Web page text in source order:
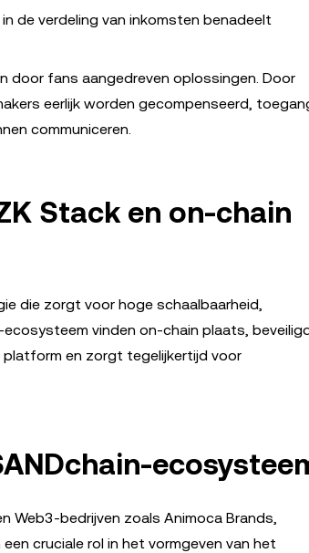
de verdeling van inkomsten benadeelt
door fans aangedreven oplossingen. Door
eerlijk worden gecompenseerd,
communiceren.
Stack en on-chain
die zorgt voor hoge schaalbaarheid,
vinden on-chain plaats,
en zorgt tegelijkertijd voor
Web3-bedrijven zoals Animoca Brands,
cruciale rol in het vormgeven van het